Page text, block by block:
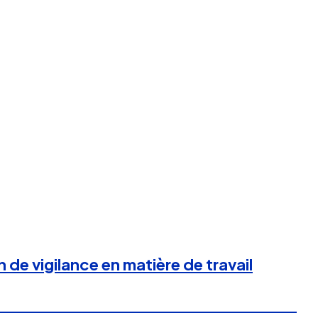
vigilance en matière de travail